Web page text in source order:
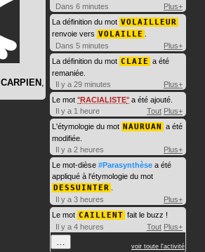
CARPIEN
Dans 6 minutes
Plus+
La définition du mot VOLAILLEUR
renvoie vers VOLAILLE
Dans 5 minutes
Plus+
La définition du mot CLAIE a été
remaniée.
Il y a 29 minutes
Plus+
Le mot RACIALISTE a été ajouté.
Il y a 1 heure
Tout Plus+
L'étymologie du mot NAURUAN a été
modifiée.
Il y a 2 heures
Plus+
Le mot-dièse #Parasynthèse a été
appliqué à l'étymologie du mot
DESSUINTER
Il y a 3 heures
Plus+
Le mot CAILLENT fait le buzz !
Il y a 4 heures
Tout Plus+
voir toute l'activité